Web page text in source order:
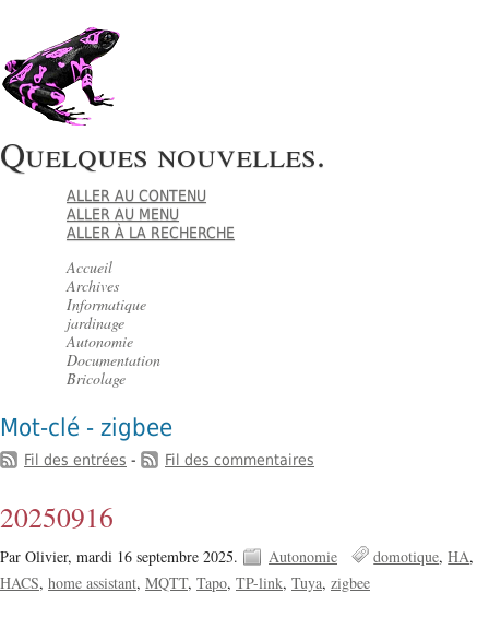
Quelques nouvelles.
ALLER AU CONTENU
ALLER AU MENU
ALLER À LA RECHERCHE
Accueil
Archives
Informatique
jardinage
Autonomie
Documentation
Bricolage
Mot-clé - zigbee
Fil des entrées - Fil des commentaires
20250916
Par Olivier, mardi 16 septembre 2025. Autonomie domotique HA
HACS home assistant MQTT Tapo TP-link Tuya zigbee